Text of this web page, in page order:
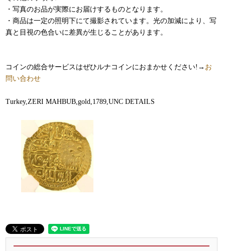
・写真のお品が実際にお届けするものとなります。
・商品は一定の照明下にて撮影されています。光の加減により、写
真と目視の色合いに差異が生じることがあります。
コインの総合サービスはぜひルナコインにおまかせください!→ お
問い合わせ
Turkey,ZERI MAHBUB,gold,1789,UNC DETAILS